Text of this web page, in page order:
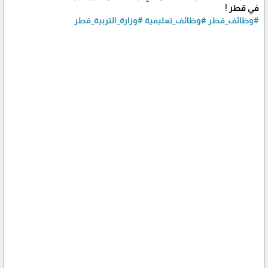
في قطر !
#وظائف_قطر #وظائف_تعليمية#وزارة_التربية_قطر